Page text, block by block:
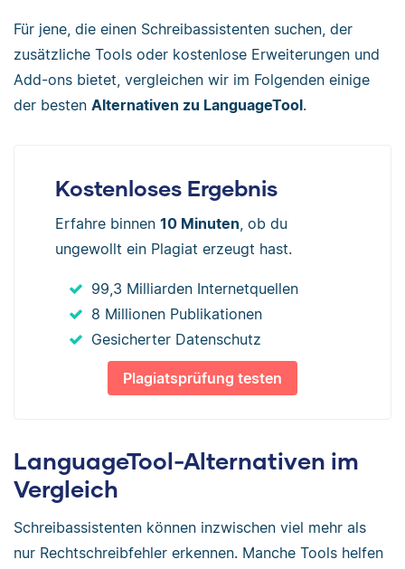
Für jene, die einen Schreibassistenten suchen, der
zusätzliche Tools oder kostenlose Erweiterungen und
Add-ons bietet, vergleichen wir im Folgenden einige
der besten Alternativen zu LanguageTool.
Kostenloses Ergebnis
Erfahre binnen 10 Minuten, ob du
ungewollt ein Plagiat erzeugt hast.
99,3 Milliarden Internetquellen
8 Millionen Publikationen
Gesicherter Datenschutz
Plagiatsprüfung testen
LanguageTool-Alternativen im
Vergleich
Schreibassistenten können inzwischen viel mehr als
nur Rechtschreibfehler erkennen. Manche Tools helfen